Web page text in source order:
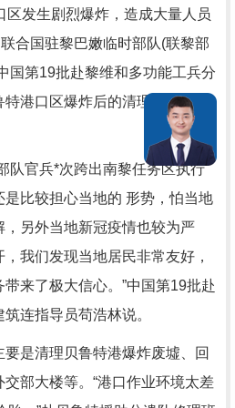
发生剧烈爆炸，造成大量人员
合国驻黎巴嫩临时部队(联黎部
国第19批赴黎维和多功能工兵分
港口区爆炸后的清理重建援助
官兵*次跨出南黎任务区执行
比较担心当地的 形势，怕当地
，另外当地新冠疫情也较为严
我们发现当地居民非常友好，
来了极大信心。”中国第19批赴
连指导员苟浩林说。
是清理贝鲁特港爆炸废墟、回
部大楼等。“港口作业环境太差